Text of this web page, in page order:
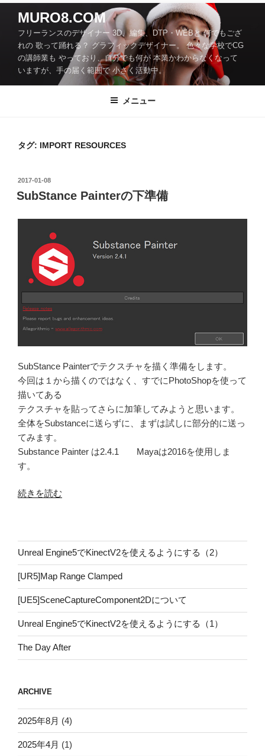
コ
MURO8.COM
フリーランスのデザイナー 3D、編集、DTP・WEBと 何でもござ
れの 歌って踊れる？ グラフィックデザイナー。 色々な学校でCG
の講師業も やっており、自分でも何が 本業かわからなくなって
いますが、手の届く範囲で 小さく活動中。
メニュー
タグ: IMPORT RESOURCES
投
稿
日:
2017-01-08
SubStance Painterの下準備
SubStance Painterでテクスチャを描く準備をします。
今回は１から描くのではなく、すでにPhotoShopを使って
描いてある
テクスチャを貼ってさらに加筆してみようと思います。
全体をSubstanceに送らずに、まずは試しに部分的に送っ
てみます。
Substance Painter は2.4.1 Mayaは2016を使用しま
す。
“SubStance
準
備”
の
続きを読む
Unreal Engine5でKinectV2を使えるようにする（2）
[UR5]Map Range Clamped
[UE5]SceneCaptureComponent2Dについて
Unreal Engine5でKinectV2を使えるようにする（1）
The Day After
ARCHIVE
2025年8月 (4)
2025年4月 (1)